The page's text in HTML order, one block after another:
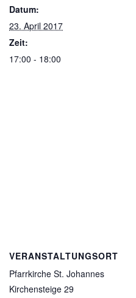
Datum:
23. April 2017
Zeit:
17:00 - 18:00
VERANSTALTUNGSORT
Pfarrkirche St. Johannes
Kirchensteige 29